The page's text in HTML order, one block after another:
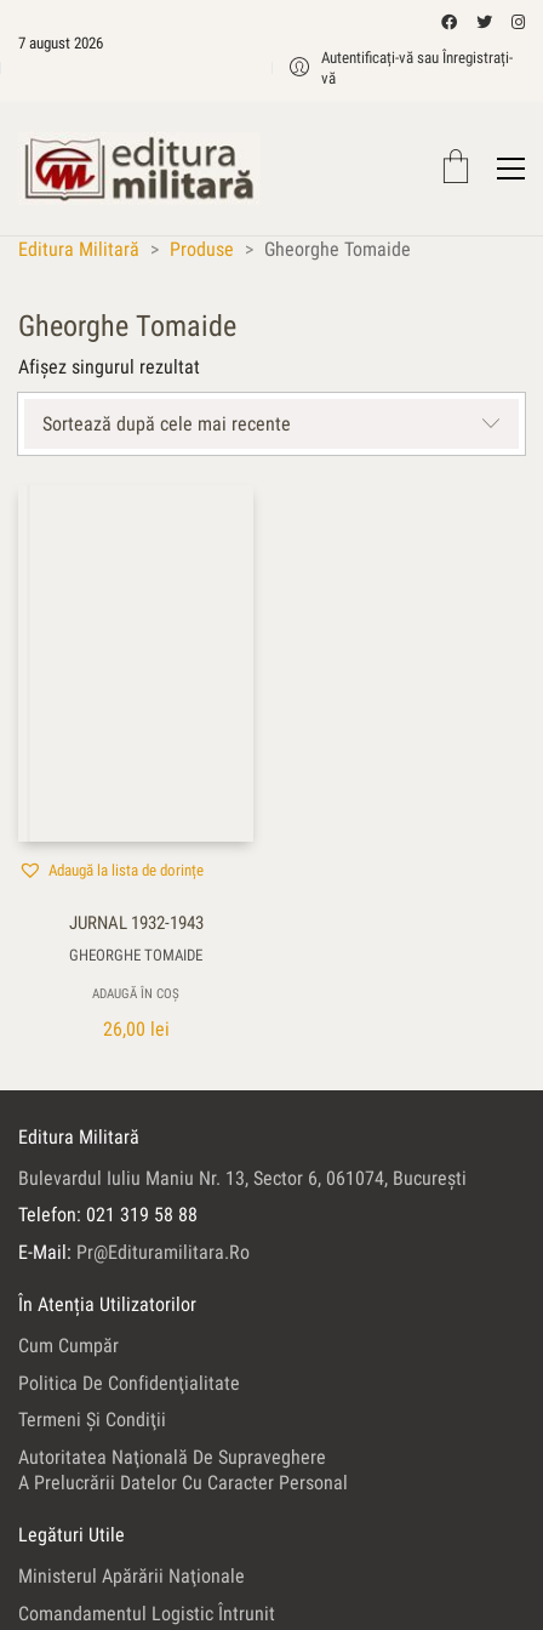
7 august 2026
Autentificați-vă sau Înregistrați-
vă
Editura Militară > Produse > Gheorghe Tomaide
Gheorghe Tomaide
Afișez singurul rezultat
Sortează după cele mai recente
Adaugă la lista de dorințe
JURNAL 1932-1943
GHEORGHE TOMAIDE
ADAUGĂ ÎN COȘ
26,00 lei
Editura Militară
Bulevardul Iuliu Maniu Nr. 13, Sector 6, 061074, Bucureşti
Telefon: 021 319 58 88
E-Mail: Pr@edituramilitara.ro
În Atenția Utilizatorilor
Cum Cumpăr
Politica De Confidenţialitate
Termeni Şi Condiţii
Autoritatea Naţională De Supraveghere
A Prelucrării Datelor Cu Caracter Personal
Legături Utile
Ministerul Apărării Naţionale
Comandamentul Logistic Întrunit